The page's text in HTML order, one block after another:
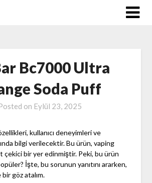
Bc7000 Ultra
Soda Puff
on Eylül 23, 2025
kullanıcı deneyimleri ve
bilgi verilecektir. Bu ürün, vaping
çekici bir yer edinmiştir. Peki, bu ürün
İşte, bu sorunun yanıtını ararken,
göz atalım.